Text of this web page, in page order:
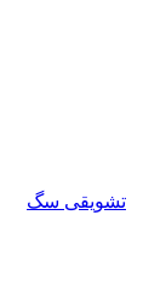
تشویقی سگ